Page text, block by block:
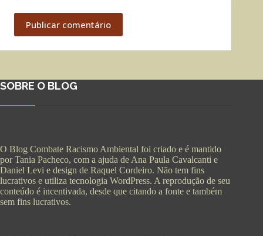
Publicar comentário
SOBRE O BLOG
O Blog Combate Racismo Ambiental foi criado e é mantido
por Tania Pacheco, com a ajuda de Ana Paula Cavalcanti e
Daniel Levi e design de Raquel Cordeiro. Não tem fins
lucrativos e utiliza tecnologia WordPress. A reprodução de seu
conteúdo é incentivada, desde que citando a fonte e também
sem fins lucrativos.